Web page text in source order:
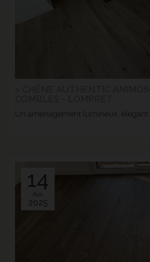
Un aménagement lumineux, élégant
14
Avr.
2025